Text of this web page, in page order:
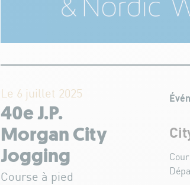
Le 6 juillet 2025
40e J.P.
Morgan City
Jogging
Course à pied